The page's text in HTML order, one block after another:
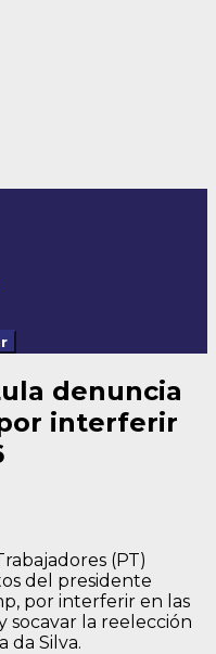
denuncia
interferir
(PT)
del presidente
por interferir en las
socavar la reelección
da Silva.